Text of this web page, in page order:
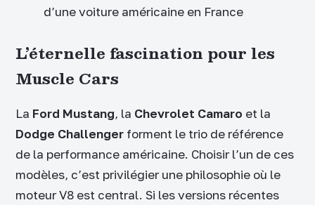
d’une voiture américaine en France
L’éternelle fascination pour les
Muscle Cars
La Ford Mustang, la Chevrolet Camaro et la
Dodge Challenger forment le trio de référence
de la performance américaine. Choisir l’un de ces
modèles, c’est privilégier une philosophie où le
moteur V8 est central. Si les versions récentes